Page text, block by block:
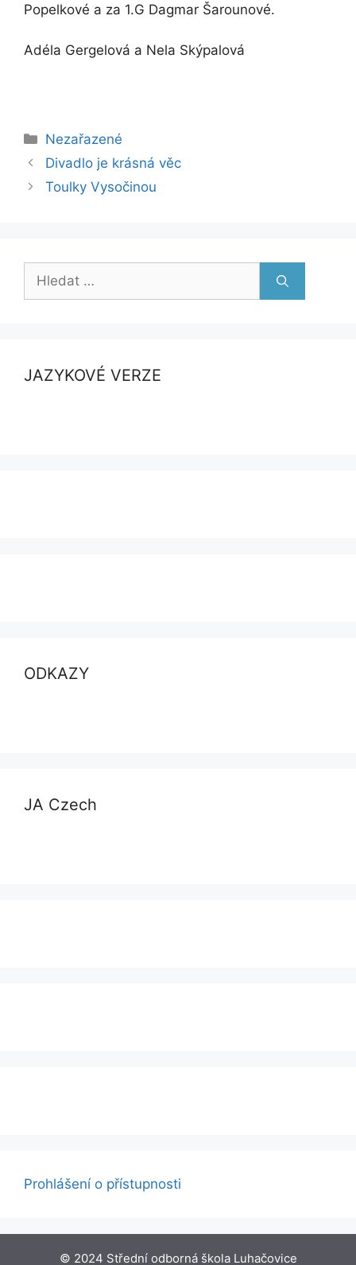
Popelkové a za 1.G Dagmar Šarounové.
Adéla Gergelová a Nela Skýpalová
Rubriky
Nezařazené
Divadlo je krásná věc
Toulky Vysočinou
Hledat:
JAZYKOVÉ VERZE
ODKAZY
JA Czech
Prohlášení o přístupnosti
© 2024 Střední odborná škola Luhačovice